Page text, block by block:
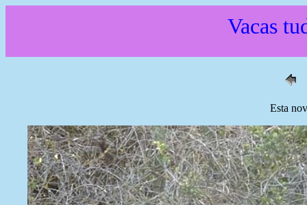
Vacas
Esta